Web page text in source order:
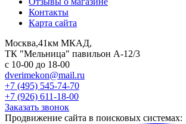
Контакты
Карта сайта
Москва,41км МКАД,
ТК "Мельница" павильон А-12/3
с 10-00 до 18-00
dverimekon@mail.ru
+7 (495) 545-74-70
+7 (926) 611-18-00
Заказать звонок
Продвижение сайта в поисковых системах: